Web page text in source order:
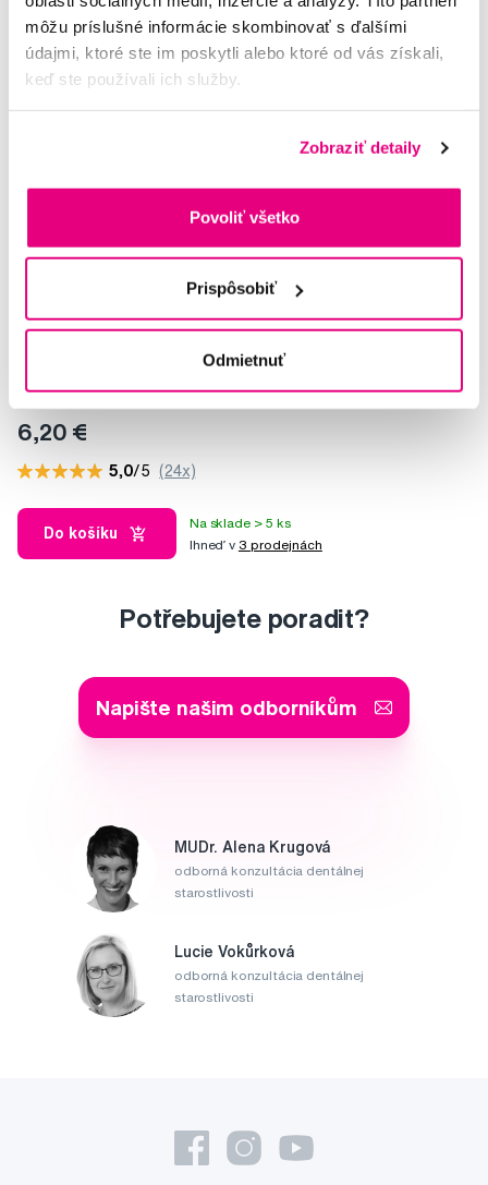
môžu príslušné informácie skombinovať s ďalšími
údajmi, ktoré ste im poskytli alebo ktoré od vás získali,
keď ste používali ich služby.
Zobraziť detaily
Povoliť všetko
Prispôsobiť
Odmietnuť
6,20 €
5,0/5 (24x)
Do košíku
Na sklade > 5 ks
Ihneď v 3 prodejnách
Potřebujete poradit?
Napište našim odborníkům
MUDr. Alena Krugová
odborná konzultácia dentálnej
starostlivosti
Lucie Vokůrková
odborná konzultácia dentálnej
starostlivosti